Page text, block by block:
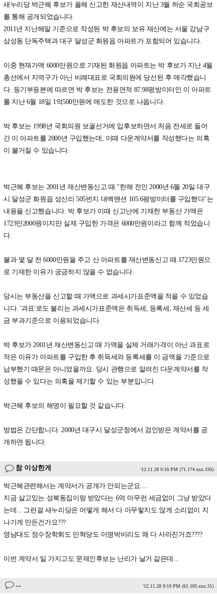
새누리당 박근혜 후보가 올해 신고한 재산내역이 지난 3월 하순 국회공보
를 통해 공개되었습니다.
2011년 지난해말 기준으로 작성된 박 후보의 보유 재산에는 서울 강남구
삼성동 단독주택과 대구 달성군 화원읍 아파트가 포함되어 있습니다.
이중 현재가액 6000만원으로 기재된 화원읍 아파트는 박 후보가 지난 4월
총선에서 지역구가 아닌 비례대표로 국회의원에 당선된 후 매각했습니
다. 등기부등본에 따르면 박 후보는 전용면적 87.98평방미터인 이 아파트
를 지난 6월 18일 1억500만원에 매도한 것으로 나옵니다.
박 후보는 1998년 국회의원 보궐선거에 입후보하면서 처음 전세로 들어
간 이 아파트를 2000년 구입했는데, 이때 다운계약서를 작성했다는 의혹
이 불거질 수 있습니다.
박근혜 후보는 2001년 재산변동신고 때 "한해 전인 2000년 6월 20일 대구
시 달성군 화원읍 성산리 505번지 대백맨션 105.6평방미터를 구입했다"는
내용을 신고했습니다. 박 후보가 이때 신고난에 기재한 부동산 가액은
1723만2000원이지만 실제 구입한 가격은 6000만원이라고 함께 적었습니
다.
불과 몇 달 전 6000만원을 주고 산 아파트를 재산변동신고 때 1723만원으
로 기재한 이유가 궁금하지 않을 수 없습니다.
당시는 부동산을 신고할 때 가액으로 과세시가표준액을 적을 수 있었습
니다. '과표'로도 불리는 과세시가표준액은 취득세, 등록세, 재산세 등 세
금 부과기준으로 이용되었습니다.
박 후보가 2001년 재산변동신고 때 가액을 실제 거래가격이 아닌 과표로
적은 이유가 아파트를 구입한 후 취득세와 등록세를 이 금액을 기준으로
납부했기 때문은 아니었을까요. 당시 관행으로 알려진 다운계약서를 작
성했을 수 있다는 의혹을 제기할 수 있는 부분입니다.
박근혜 후보의 해명이 필요할 것 같습니다.
방법은 간단합니다. 2000년 대구시 달성군청에서 검인받은 계약서를 공
개하면 됩니다.
참 이상한게 '12.11.28 9:16 PM (71.174.xxx.195)
박근혜관련해서는 계약서가 공개가 안되는군요....
지금 살고있는 성북동집이랑 받았다는 6억 아무런 세금없이 그냥 받았다
는데... 그런걸 새누리당은 어떻게 해서 다 아무렇지도 않게 소리없이 지
나가게 만든건가요???
영남대도 정수장학회도 민혁당도 이명박비리도 왜 다 사라진거죠????
이번 계약서 일 가지고도 문재인후보는 난리가 날거 같은데...
... '12.11.28 9:19 PM (61.105.xxx.31)